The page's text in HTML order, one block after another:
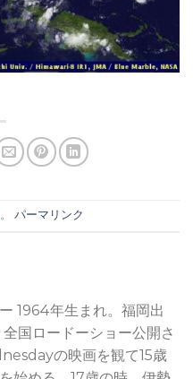
。 パーマリンク
1964年生まれ。福岡出
国ロードーショー公開さ
の映画を観て15歳